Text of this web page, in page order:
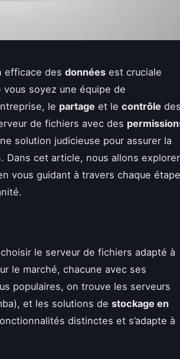
efficace des données est cruciale
soyez une équipe de
le partage et le contrôle des
de fichiers avec des
solution judicieuse pour assurer la
Dans cet article, nous allons explorer
vous guidant à travers chaque étape
le serveur de fichiers adapté à
le marché, chacune avec ses
populaires, on trouve les serveurs
et les solutions de stockage en
distinctes et s’adapte à